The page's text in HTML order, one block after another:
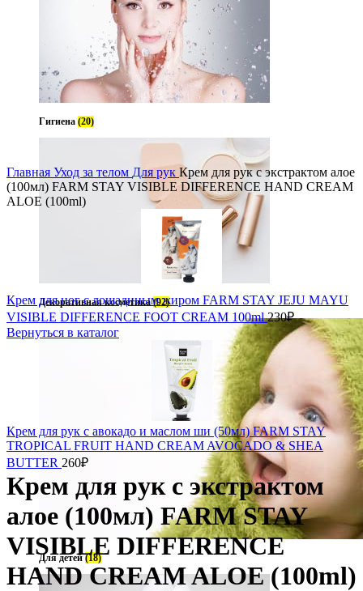
Гигиена (20)
Декоративная косметика(92)
Для детей(18)
Главная Уход за телом Для рук Крем для рук с экстрактом алое
(100мл) FARM STAY VISIBLE DIFFERENCE HAND CREAM
ALOE (100ml)
Крем для ног с лошадиным жиром FARM STAY JEJU MAYU
VISIBLE DIFFERENCE FOOT CREAM 100ml230₽
Вернуться в каталог
Крем для рук с авокадо и маслом ши (50мл) FARM STAY
TROPICAL FRUIT HAND CREAM AVOCADO & SHEA
BUTTER 260₽
Крем для рук с экстрактом
алое (100мл) FARM STAY
VISIBLE DIFFERENCE
HAND CREAM ALOE (100ml)